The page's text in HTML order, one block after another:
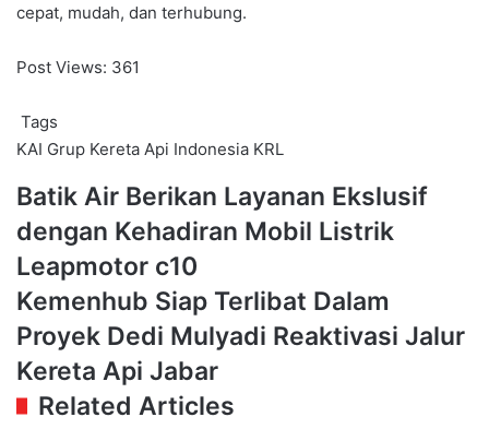
cepat, mudah, dan terhubung.
Post Views: 361
Tags
KAI Grup Kereta Api Indonesia KRL
Batik
Berikan
Layanan
Ekslusif
dengan
Kehadiran
Mobil
Listrik
Leapmotor
c10
Batik Air Berikan Layanan Ekslusif
dengan Kehadiran Mobil Listrik
Leapmotor c10
Kemenhub
Siap
Terlibat
Dalam
Proyek
Dedi
Kemenhub Siap Terlibat Dalam
Proyek Dedi Mulyadi Reaktivasi Jalur
Kereta Api Jabar
Related Articles